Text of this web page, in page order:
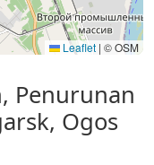
Leaflet | © OSM
Penurunan
Ogos